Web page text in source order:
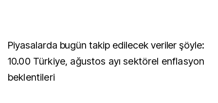
Piyasalarda bugün takip edilecek veriler şöyle:
10.00 Türkiye, ağustos ayı sektörel enflasyon
beklentileri